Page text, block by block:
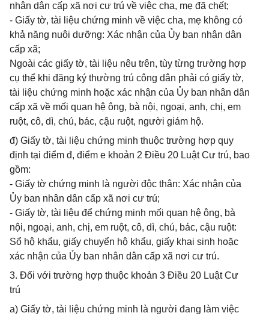
nhân dân cấp xã nơi cư trú về việc cha, mẹ đã chết;
- Giấy tờ, tài liệu chứng minh về việc cha, mẹ không có
khả năng nuôi dưỡng: Xác nhận của Ủy ban nhân dân
cấp xã;
Ngoài các giấy tờ, tài liệu nêu trên, tùy từng trường hợp
cụ thể khi đăng ký thường trú công dân phải có giấy tờ,
tài liệu chứng minh hoặc xác nhận của Ủy ban nhân dân
cấp xã về mối quan hệ ông, bà nội, ngoại, anh, chị, em
ruột, cô, dì, chú, bác, cậu ruột, người giám hộ.
đ) Giấy tờ, tài liệu chứng minh thuộc trường hợp quy
định tại điểm đ, điểm e khoản 2 Điều 20 Luật Cư trú, bao
gồm:
- Giấy tờ chứng minh là người độc thân: Xác nhận của
Ủy ban nhân dân cấp xã nơi cư trú;
- Giấy tờ, tài liệu để chứng minh mối quan hệ ông, bà
nội, ngoại, anh, chị, em ruột, cô, dì, chú, bác, cậu ruột:
Sổ hộ khẩu, giấy chuyển hộ khẩu, giấy khai sinh hoặc
xác nhận của Ủy ban nhân dân cấp xã nơi cư trú.
3. Đối với trường hợp thuộc khoản 3 Điều 20 Luật Cư
trú
a) Giấy tờ, tài liệu chứng minh là người đang làm việc